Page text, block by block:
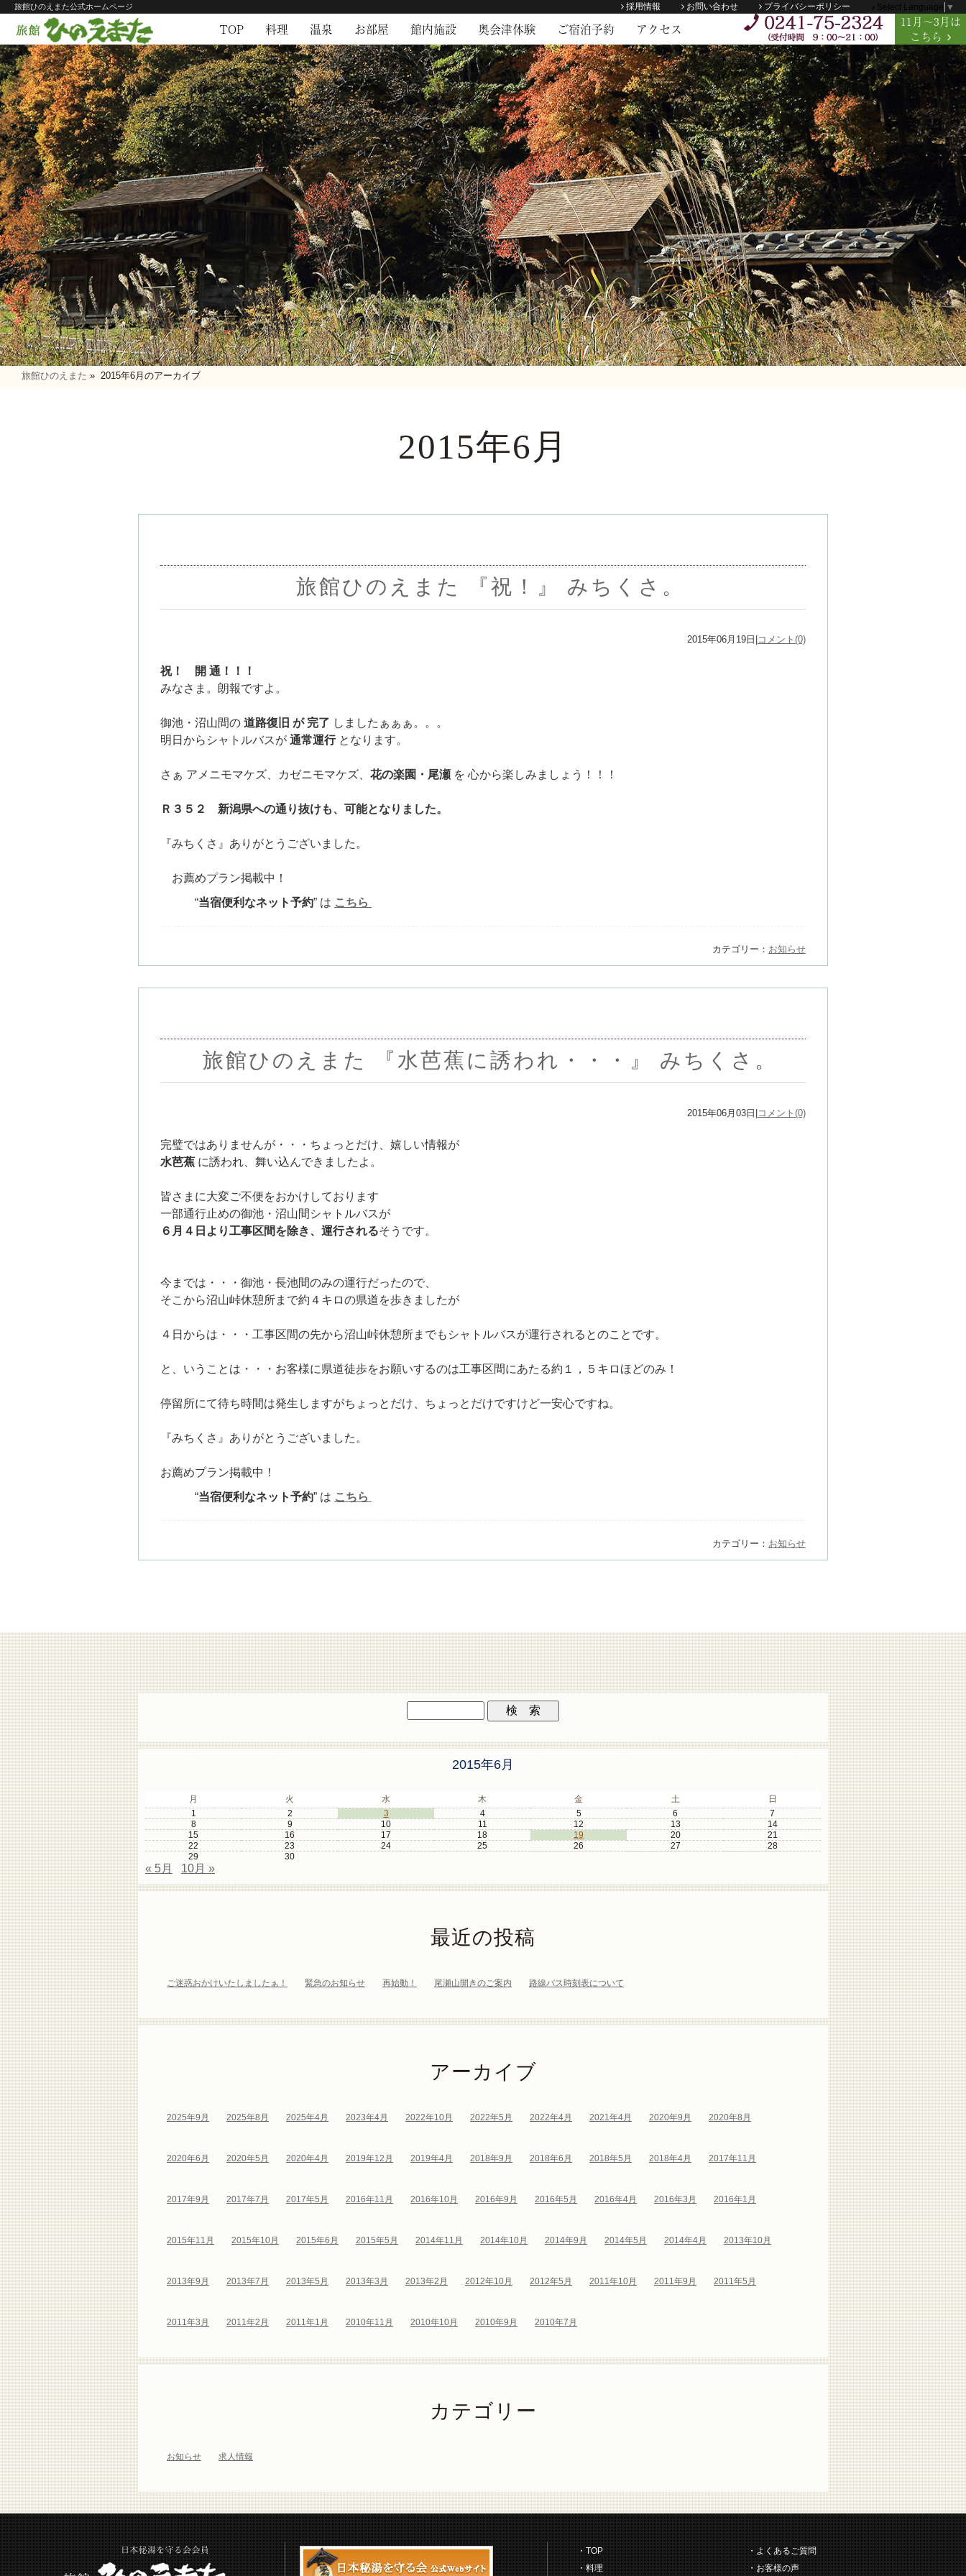
旅館ひのえまた公式ホームページ 採用情報 お問い合わせ プライバシーポリシー Select Language ▼
TOP 料理 温泉 お部屋 館内施設 奥会津体験 ご宿泊予約 アクセス 11 月～3月 は
こちら
旅館ひのえまた » 2015年6月のアーカイブ
2015年6月
旅館ひのえまた 『祝！』 みちくさ。
2015年06月19日| コメント(0)
祝！ 開 通！！！
みなさま。 朗報ですよ。
御池・沼山間の 道路復旧 が 完了 しましたぁぁぁ。。。
明日からシャトルバスが 通常運行となります。
さぁ アメニモマケズ、カゼニモマケズ、 花の楽園・尾瀬 を 心から楽しみましょう！！！
Ｒ３５２ 新潟県への通り抜けも、可能となりました。
『みちくさ』ありがとうございました。
お薦めプラン掲載中！
“当宿便利なネット予約” は こちら
カテゴリー： お知らせ
旅館ひのえまた 『水芭蕉に誘われ・・・』 みちくさ。
2015年06月03日| コメント(0)
完璧ではありませんが・・・ ちょっとだけ、嬉しい情報が
水芭蕉 に誘われ、舞い込んできましたよ。
皆さまに大変ご不便をおかけしております
一部通行止めの御池・沼山間シャトルバスが
６月４日より工事区間を除き、運行されるそうです。
今までは・・・ 御池・長池間のみの運行だったので、
そこから沼山峠休憩所まで約４キロの県道を歩きましたが
４日からは・・・ 工事区間の先から沼山峠休憩所までも シャトルバスが運行されるとのことです。
と、いうことは・・・ お客様に県道徒歩をお願いするのは工事区間にあたる約１，５キロほどのみ！
停留所にて待ち時間は発生しますがちょっとだけ、ちょっとだけですけど一安心ですね。
『みちくさ』ありがとうございました。
お薦めプラン掲載中！
“当宿便利なネット予約” は こちら
カテゴリー： お知らせ
2015年6月
月 火 水 木 金 土
日
1
2 3 4 5 6
7
8
9 10 11 12 13
14
15
16 17 18 19 20
21
22
23 24 25 26 27
28
29
30
« 5月 10月 »
最近の投稿
ご迷惑おかけいたしましたぁ！ 緊急のお知らせ 再始動！ 尾瀬山開きのご案内 路線バス時刻表について
アーカイブ
2025年9月 2025年8月 2025年4月 2023年4月 2022年10月 2022年5月 2022年4月 2021年4月 2020年9月 2020年8月
2020年6月 2020年5月 2020年4月 2019年12月 2019年4月 2018年9月 2018年6月 2018年5月 2018年4月 2017年11月
2017年9月 2017年7月 2017年5月 2016年11月 2016年10月 2016年9月 2016年5月 2016年4月 2016年3月 2016年1月
2015年11月 2015年10月 2015年6月 2015年5月 2014年11月 2014年10月 2014年9月 2014年5月 2014年4月 2013年10月
2013年9月 2013年7月 2013年5月 2013年3月 2013年2月 2012年10月 2012年5月 2011年10月 2011年9月 2011年5月
2011年3月 2011年2月 2011年1月 2010年11月 2010年10月 2010年9月 2010年7月
カテゴリー
お知らせ 求人情報
TOP
料理
よくあるご質問
お客様の声